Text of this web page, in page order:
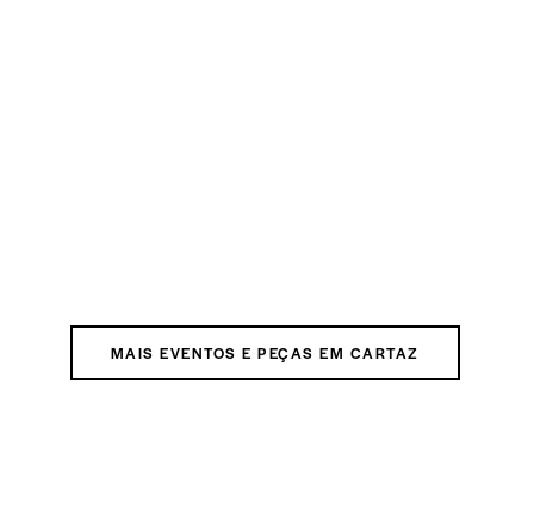
MAIS EVENTOS E PEÇAS EM CARTAZ